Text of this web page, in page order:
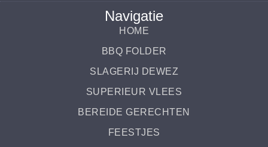
Navigatie
HOME
BBQ FOLDER
SLAGERIJ DEWEZ
SUPERIEUR VLEES
BEREIDE GERECHTEN
FEESTJES